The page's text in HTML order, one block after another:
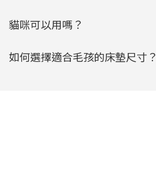
貓咪可以用嗎？
如何選擇適合毛孩的床墊尺寸？